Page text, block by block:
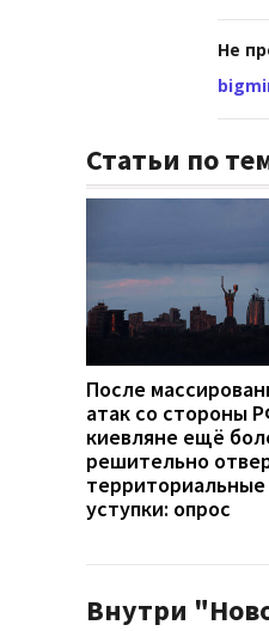
Не
Статьи по
После
атак со стороны
киевляне ещё
решительно
территориальные
уступки: опрос
Внутри